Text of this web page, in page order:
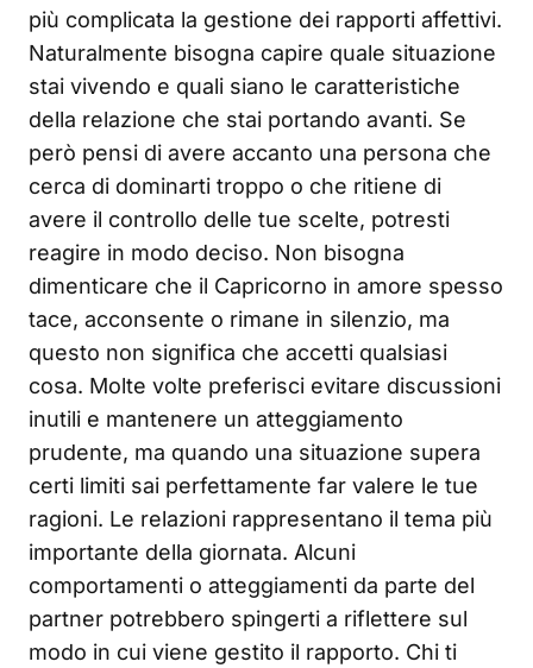
più complicata la gestione dei rapporti affettivi.
Naturalmente bisogna capire quale situazione
stai vivendo e quali siano le caratteristiche
della relazione che stai portando avanti. Se
però pensi di avere accanto una persona che
cerca di dominarti troppo o che ritiene di
avere il controllo delle tue scelte, potresti
reagire in modo deciso. Non bisogna
dimenticare che il Capricorno in amore spesso
tace, acconsente o rimane in silenzio, ma
questo non significa che accetti qualsiasi
cosa. Molte volte preferisci evitare discussioni
inutili e mantenere un atteggiamento
prudente, ma quando una situazione supera
certi limiti sai perfettamente far valere le tue
ragioni. Le relazioni rappresentano il tema più
importante della giornata. Alcuni
comportamenti o atteggiamenti da parte del
partner potrebbero spingerti a riflettere sul
modo in cui viene gestito il rapporto. Chi ti